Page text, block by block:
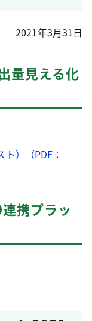
2021年3月31日
量見える化
）（PDF：
携プラッ